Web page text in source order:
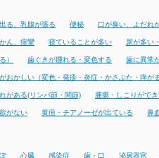
る、乳腺が張る 便秘 口が臭い、よだれ
ん、痙攣 寝ていることが多い 尿が多い
） 歯ぐきが腫れる・変色する 歯に異常
おかしい（変色・発疹・炎症・かさぶた・痒がる
がある(リンパ節・関節) 腫瘍・しこりがで
がない 黄疸・チアノーゼが出ている 鼻
心臓 感染症 歯・口 泌尿器官